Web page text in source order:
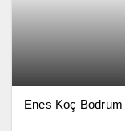
Enes Koç Bodrum